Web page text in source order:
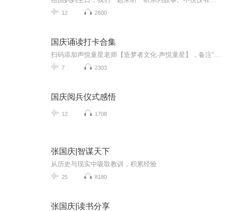
12 2600
国庆诵读打卡合集
7 2303
国庆阅兵仪式感悟
12 1708
张国庆|智谋天下
从历史与现实中吸取教训，积累经验
25 8180
张国庆|读书分享